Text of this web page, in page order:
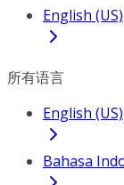
English (US)
所有语言
English (US)
Bahasa